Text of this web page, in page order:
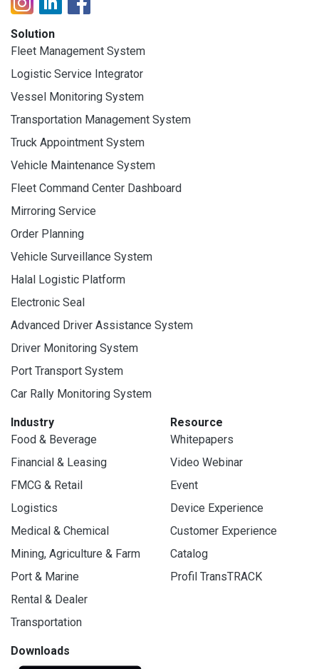
Solution
Fleet Management System
Logistic Service Integrator
Vessel Monitoring System
Transportation Management System
Truck Appointment System
Vehicle Maintenance System
Fleet Command Center Dashboard
Mirroring Service
Order Planning
Vehicle Surveillance System
Halal Logistic Platform
Electronic Seal
Advanced Driver Assistance System
Driver Monitoring System
Port Transport System
Car Rally Monitoring System
Industry
Food & Beverage
Financial & Leasing
FMCG & Retail
Logistics
Medical & Chemical
Mining, Agriculture & Farm
Port & Marine
Rental & Dealer
Transportation
Resource
Whitepapers
Video Webinar
Event
Device Experience
Customer Experience
Catalog
Profil TransTRACK
Downloads